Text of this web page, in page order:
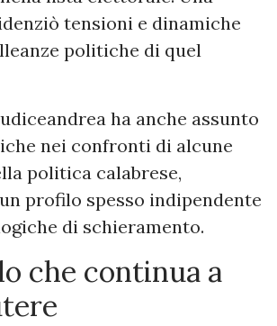
tensioni e dinamiche
politiche di quel
ha anche assunto
nei confronti di alcune
politica calabrese,
profilo spesso indipendente
di schieramento.
che continua a